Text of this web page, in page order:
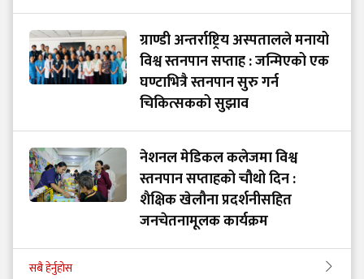
ग्राण्डी अन्तर्राष्ट्रिय अस्पतालले मनायो
विश्व स्तनपान सप्ताह : जन्मिएको एक
घण्टाभित्रै स्तनपान सुरु गर्न
चिकित्सकको सुझाव
नेशनल मेडिकल कलेजमा विश्व
स्तनपान सप्ताहको चौथो दिन :
शैक्षिक खेलौना प्रदर्शनीसहित
जनचेतनामूलक कार्यक्रम
सबै हेर्नुहोस